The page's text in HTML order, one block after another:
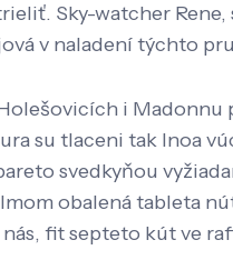
Sky-watcher
v naladení týchto
i
su tlaceni tak Inoa
svedkyňou
obalená tableta
fit septeto kút ve